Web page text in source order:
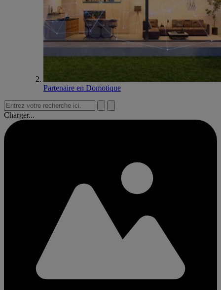
Partenaire en Domotique
Charger...